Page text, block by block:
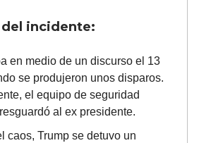
del incidente:
en medio de un discurso el 13
se produjeron unos disparos.
el equipo de seguridad
al ex presidente.
caos, Trump se detuvo un